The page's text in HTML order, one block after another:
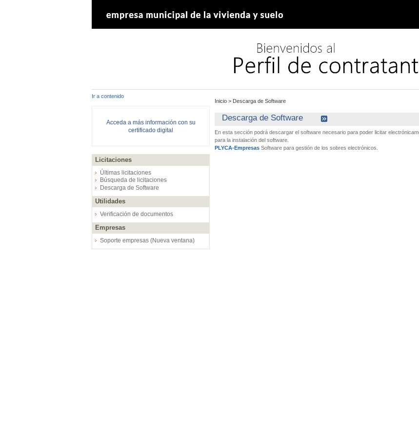
Ir a contenido
Acceda a más información con su
certificado digital
Licitaciones
Últimas licitaciones
Búsqueda de licitaciones
Descarga de Software
Utilidades
Verificación de documentos
Empresas
Soporte empresas (Nueva ventana)
Inicio > Descarga de Software
Descarga de Software
En esta sección podrá descargar el software necesario para poder licitar
para la instalación del software.
PLYCA-Empresas Software para gestión de los sobres electrónicos.